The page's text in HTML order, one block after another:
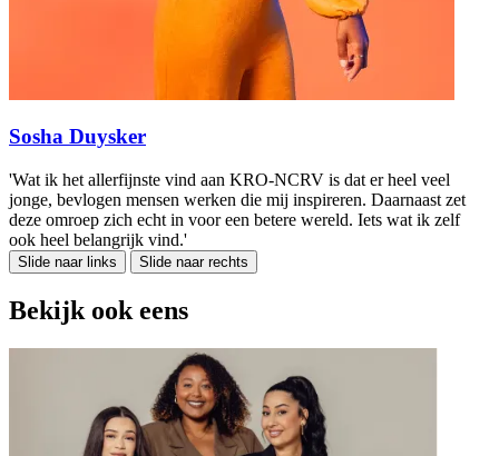
Sosha Duysker
'Wat ik het allerfijnste vind aan KRO-NCRV is dat er heel veel
jonge, bevlogen mensen werken die mij inspireren. Daarnaast zet
deze omroep zich echt in voor een betere wereld. Iets wat ik zelf
ook heel belangrijk vind.'
Slide naar links Slide naar rechts
Bekijk ook eens